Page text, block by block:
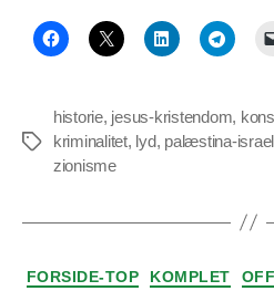
Tags
historie, jesus-kristendom,
kriminalitet, lyd, palæstina-israel
zionisme
FORSIDE-TOP KOMPLET